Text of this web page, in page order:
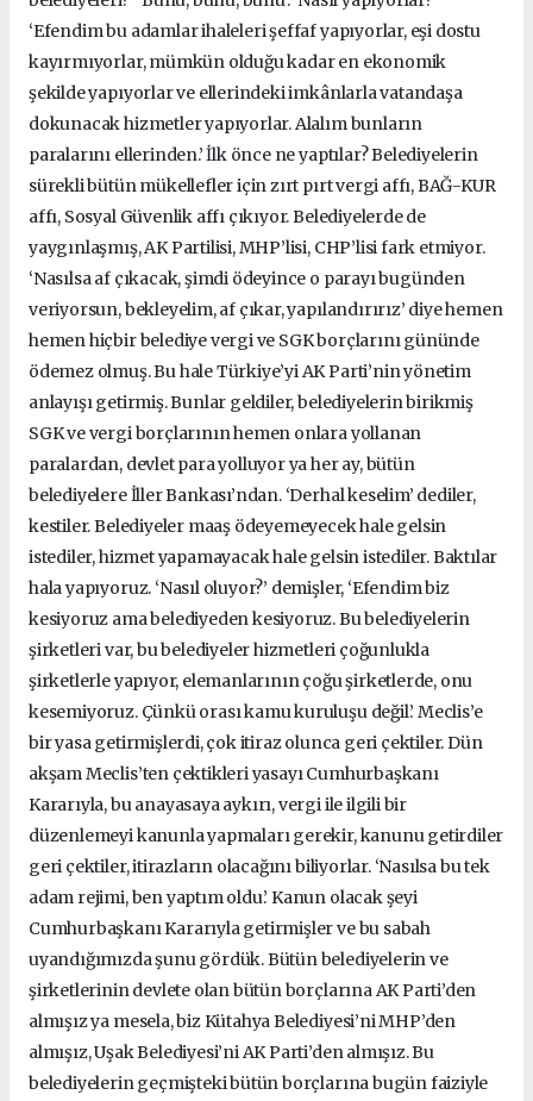
‘Efendim bu adamlar ihaleleri şeffaf yapıyorlar, eşi dostu
kayırmıyorlar, mümkün olduğu kadar en ekonomik
şekilde yapıyorlar ve ellerindeki imkânlarla vatandaşa
dokunacak hizmetler yapıyorlar. Alalım bunların
paralarını ellerinden.’ İlk önce ne yaptılar? Belediyelerin
sürekli bütün mükellefler için zırt pırt vergi affı, BAĞ-KUR
affı, Sosyal Güvenlik affı çıkıyor. Belediyelerde de
yaygınlaşmış, AK Partilisi, MHP’lisi, CHP’lisi fark etmiyor.
‘Nasılsa af çıkacak, şimdi ödeyince o parayı bugünden
veriyorsun, bekleyelim, af çıkar, yapılandırırız’ diye hemen
hemen hiçbir belediye vergi ve SGK borçlarını gününde
ödemez olmuş. Bu hale Türkiye’yi AK Parti’nin yönetim
anlayışı getirmiş. Bunlar geldiler, belediyelerin birikmiş
SGK ve vergi borçlarının hemen onlara yollanan
paralardan, devlet para yolluyor ya her ay, bütün
belediyelere İller Bankası’ndan. ‘Derhal keselim’ dediler,
kestiler. Belediyeler maaş ödeyemeyecek hale gelsin
istediler, hizmet yapamayacak hale gelsin istediler. Baktılar
hala yapıyoruz. ‘Nasıl oluyor?’ demişler, ‘Efendim biz
kesiyoruz ama belediyeden kesiyoruz. Bu belediyelerin
şirketleri var, bu belediyeler hizmetleri çoğunlukla
şirketlerle yapıyor, elemanlarının çoğu şirketlerde, onu
kesemiyoruz. Çünkü orası kamu kuruluşu değil.’ Meclis’e
bir yasa getirmişlerdi, çok itiraz olunca geri çektiler. Dün
akşam Meclis’ten çektikleri yasayı Cumhurbaşkanı
Kararıyla, bu anayasaya aykırı, vergi ile ilgili bir
düzenlemeyi kanunla yapmaları gerekir, kanunu getirdiler
geri çektiler, itirazların olacağını biliyorlar. ‘Nasılsa bu tek
adam rejimi, ben yaptım oldu.’ Kanun olacak şeyi
Cumhurbaşkanı Kararıyla getirmişler ve bu sabah
uyandığımızda şunu gördük. Bütün belediyelerin ve
şirketlerinin devlete olan bütün borçlarına AK Parti’den
almışız ya mesela, biz Kütahya Belediyesi’ni MHP’den
almışız, Uşak Belediyesi’ni AK Parti’den almışız. Bu
belediyelerin geçmişteki bütün borçlarına bugün faiziyle